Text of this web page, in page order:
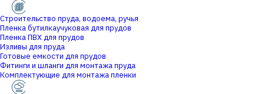
Строительство пруда, водоема, ручья
Пленка бутилкаучуковая для прудов
Пленка ПВХ для прудов
Изливы для пруда
Готовые емкости для прудов
Фитинги и шланги для монтажа пруда
Комплектующие для монтажа пленки